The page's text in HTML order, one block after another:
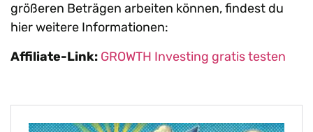
größeren Beträgen arbeiten können, findest du
hier weitere Informationen:
Affiliate-Link: GROWTH Investing gratis testen